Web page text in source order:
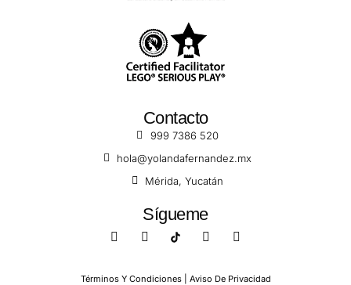
Contacto
999 7386 520
hola@yolandafernandez.mx
Mérida, Yucatán
Sígueme
Términos Y Condiciones | Aviso De Privacidad